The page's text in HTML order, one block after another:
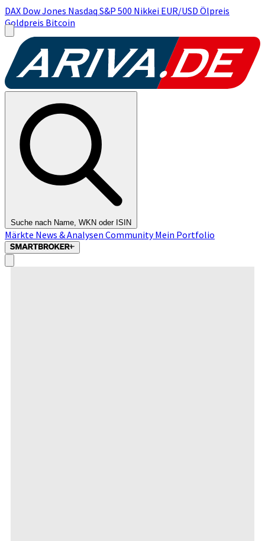
DAX Dow Jones Nasdaq S&P 500 Nikkei EUR/USD Ölpreis
Goldpreis Bitcoin
Suche nach Name, WKN oder ISIN
Märkte News & Analysen CommunityMein Portfolio